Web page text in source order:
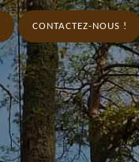
CONTACTEZ-NOUS !